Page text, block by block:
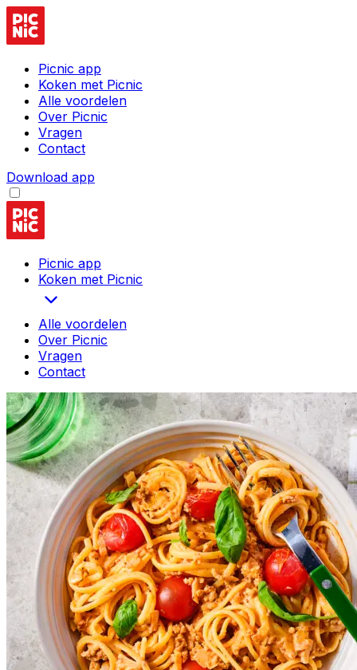
Picnic app
Koken met Picnic
Alle voordelen
Over Picnic
Vragen
Contact
Download app
Picnic app
Koken met Picnic
Alle voordelen
Over Picnic
Vragen
Contact